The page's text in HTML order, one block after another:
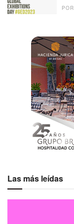
POR
Las más leídas